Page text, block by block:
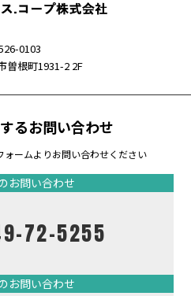
0103
曽根町1931-2 2F
るお問い合わせ
ォームよりお問い合わせください
お問い合わせ
72-5255
お問い合わせ